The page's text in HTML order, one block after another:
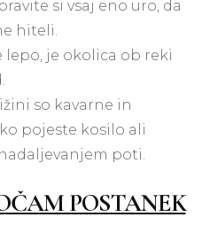
si vsaj eno uro, da
hiteli.
lepo, je okolica ob reki
so kavarne in
pojeste kosilo ali
poti.
POSTANEK